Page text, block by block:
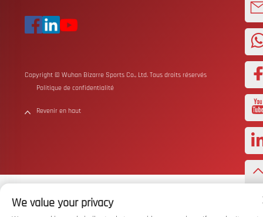
Copyright © Wuhan Bizarre Sports Co., Ltd. Tous droits réservés
Politique de confidentialité
Revenir en haut
We value your privacy